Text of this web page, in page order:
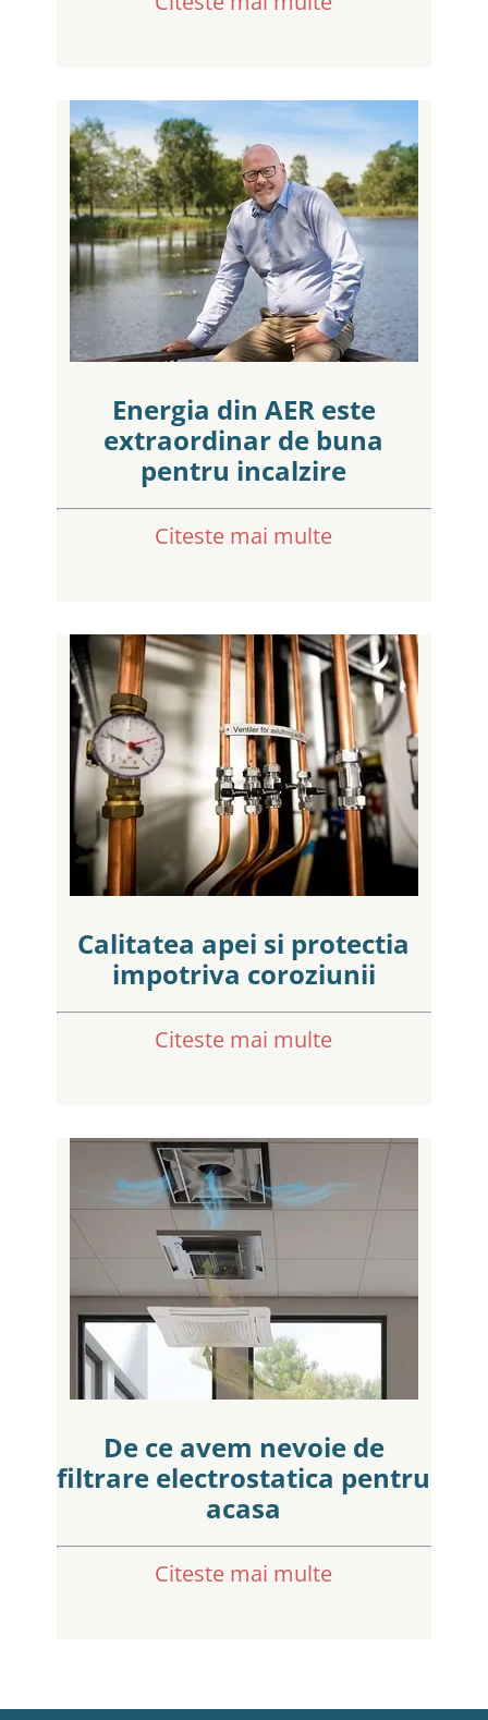
Energia din AER este
extraordinar de buna
pentru incalzire
Citeste mai multe
Calitatea apei si protectia
impotriva coroziunii
Citeste mai multe
De ce avem nevoie de
filtrare electrostatica pentru
acasa
Citeste mai multe